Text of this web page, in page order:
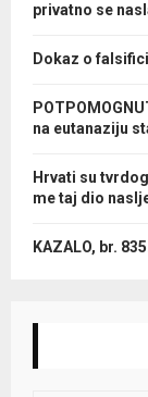
privatno se
Dokaz o
na eutanaziju
Hrvati su
me taj dio
KAZALO, br.